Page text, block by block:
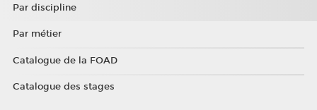
Par discipline
Par métier
Catalogue de la FOAD
Catalogue des stages